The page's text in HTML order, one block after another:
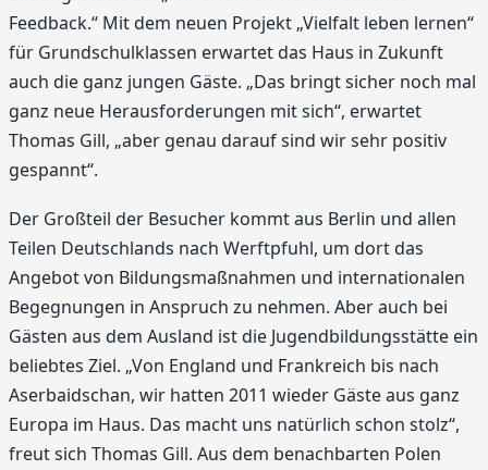
Feedback.“ Mit dem neuen Projekt „Vielfalt leben lernen“
für Grundschulklassen erwartet das Haus in Zukunft
auch die ganz jungen Gäste. „Das bringt sicher noch mal
ganz neue Herausforderungen mit sich“, erwartet
Thomas Gill, „aber genau darauf sind wir sehr positiv
gespannt“.
Der Großteil der Besucher kommt aus Berlin und allen
Teilen Deutschlands nach Werftpfuhl, um dort das
Angebot von Bildungsmaßnahmen und internationalen
Begegnungen in Anspruch zu nehmen. Aber auch bei
Gästen aus dem Ausland ist die Jugendbildungsstätte ein
beliebtes Ziel. „Von England und Frankreich bis nach
Aserbaidschan, wir hatten 2011 wieder Gäste aus ganz
Europa im Haus. Das macht uns natürlich schon stolz“,
freut sich Thomas Gill. Aus dem benachbarten Polen